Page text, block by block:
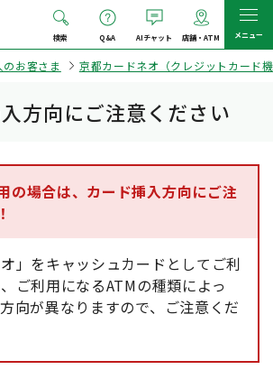
検索 Q&A AIチャット 店舗・ATM メニュー
のお客さま 京都カードネオ（クレジットカード
方向にご注意ください
の場合は、カード挿入方向にご注
オ」をキャッシュカードとしてご利
ご利用になるATMの種類によっ
向が異なりますので、ご注意くだ